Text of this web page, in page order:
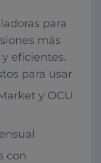
para
más
eficientes.
para usar
y OCU
con